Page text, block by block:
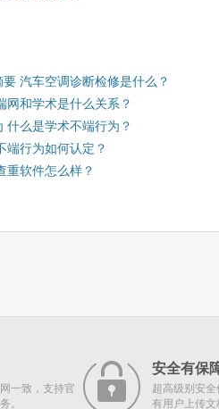
汽车空调诊断检修是什么？
网和学术是什么关系？
什么是学术不端行为？
端行为如何认定？
重软件怎么样？
一致，支持官
。
安全有保
超高级别安
有用户上传文